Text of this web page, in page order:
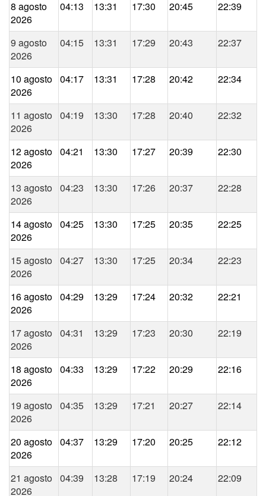
8 agosto
2026
04:13 13:31 17:30 20:45 22:39
9 agosto
2026
04:15 13:31 17:29 20:43 22:37
10 agosto
2026
04:17 13:31 17:28 20:42 22:34
11 agosto
2026
04:19 13:30 17:28 20:40 22:32
12 agosto
2026
04:21 13:30 17:27 20:39 22:30
13 agosto
2026
04:23 13:30 17:26 20:37 22:28
14 agosto
2026
04:25 13:30 17:25 20:35 22:25
15 agosto
2026
04:27 13:30 17:25 20:34 22:23
16 agosto
2026
04:29 13:29 17:24 20:32 22:21
17 agosto
2026
04:31 13:29 17:23 20:30 22:19
18 agosto
2026
04:33 13:29 17:22 20:29 22:16
19 agosto
2026
04:35 13:29 17:21 20:27 22:14
20 agosto
2026
04:37 13:29 17:20 20:25 22:12
21 agosto
2026
04:39 13:28 17:19 20:24 22:09